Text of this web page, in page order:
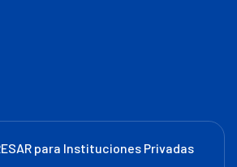
para Instituciones Privadas